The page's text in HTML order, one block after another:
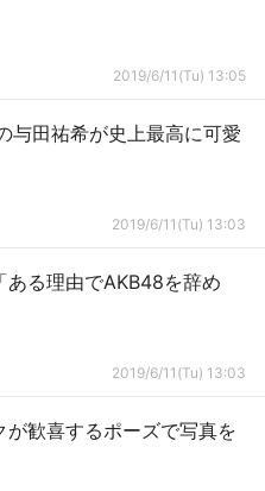
2019/6/11(Tu) 13:05
与田祐希が史上最高に可愛
2019/6/11(Tu) 13:03
ある理由でAKB48を辞め
2019/6/11(Tu) 13:03
が歓喜するポーズで写真を